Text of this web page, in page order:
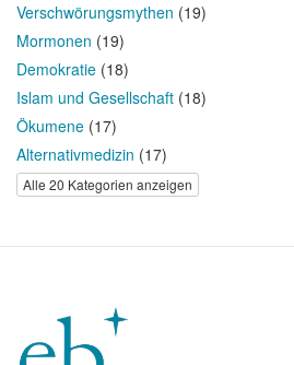
Verschwörungsmythen (19)
Mormonen (19)
Demokratie (18)
Islam und Gesellschaft (18)
Ökumene (17)
Alternativmedizin (17)
Alle 20 Kategorien anzeigen